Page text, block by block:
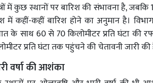
में कुछ स्थानों पर बारिश की संभावना है,
में कहीं-कहीं बारिश होने का अनुमान है।
के साथ 60 से 70 किलोमीटर प्रति घंटा
प्रति घंटा तक पहुंचने की चेतावनी जारी की
वर्षा की आशंका